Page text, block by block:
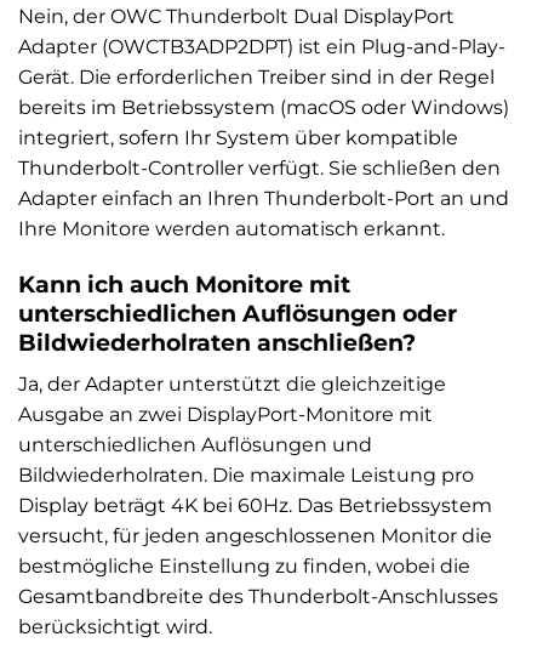
Nein, der OWC Thunderbolt Dual DisplayPort
Adapter (OWCTB3ADP2DPT) ist ein Plug-and-Play-
Gerät. Die erforderlichen Treiber sind in der Regel
bereits im Betriebssystem (macOS oder Windows)
integriert, sofern Ihr System über kompatible
Thunderbolt-Controller verfügt. Sie schließen den
Adapter einfach an Ihren Thunderbolt-Port an und
Ihre Monitore werden automatisch erkannt.
Kann ich auch Monitore mit
unterschiedlichen Auflösungen oder
Bildwiederholraten anschließen?
Ja, der Adapter unterstützt die gleichzeitige
Ausgabe an zwei DisplayPort-Monitore mit
unterschiedlichen Auflösungen und
Bildwiederholraten. Die maximale Leistung pro
Display beträgt 4K bei 60Hz. Das Betriebssystem
versucht, für jeden angeschlossenen Monitor die
bestmögliche Einstellung zu finden, wobei die
Gesamtbandbreite des Thunderbolt-Anschlusses
berücksichtigt wird.